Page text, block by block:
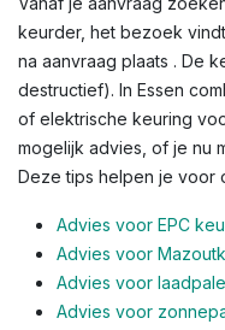
keurder, het bezoek
na aanvraag plaats . De
destructief). In Essen
of elektrische keuring
mogelijk advies, of je nu
Deze tips helpen je voor
Advies voor EPC
Advies voor
Advies voor
Advies voor